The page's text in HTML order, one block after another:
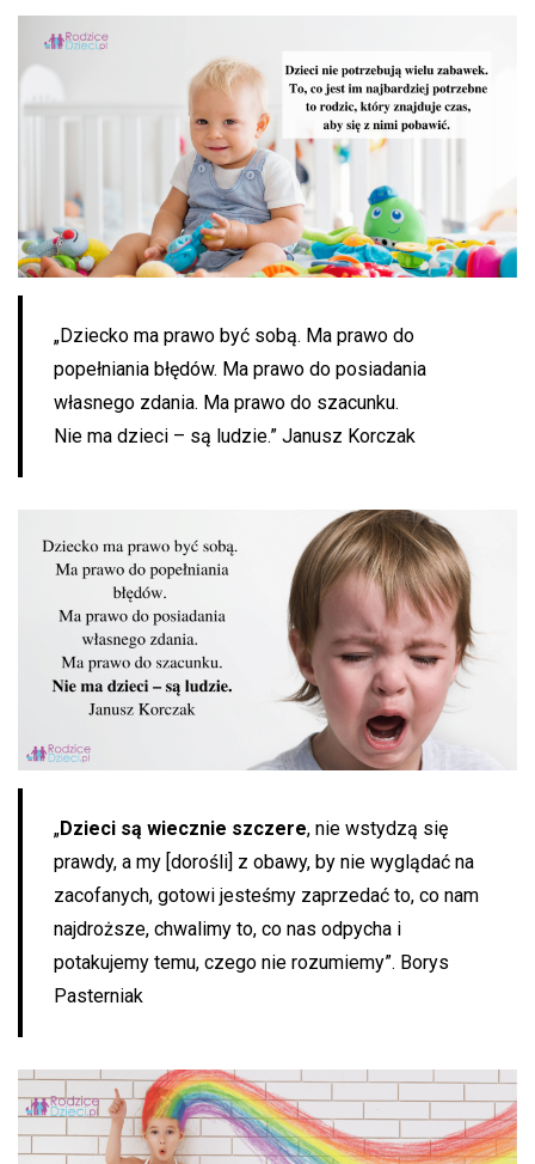
„Dziecko ma prawo być sobą. Ma prawo do
popełniania błędów. Ma prawo do posiadania
własnego zdania. Ma prawo do szacunku.
Nie ma dzieci – są ludzie.” Janusz Korczak
„Dzieci są wiecznie szczere, nie wstydzą się
prawdy, a my [dorośli] z obawy, by nie wyglądać na
zacofanych, gotowi jesteśmy zaprzedać to, co nam
najdroższe, chwalimy to, co nas odpycha i
potakujemy temu, czego nie rozumiemy”. Borys
Pasterniak